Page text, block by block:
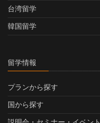
台湾留学
韓国留学
留学情報
プランから探す
国から探す